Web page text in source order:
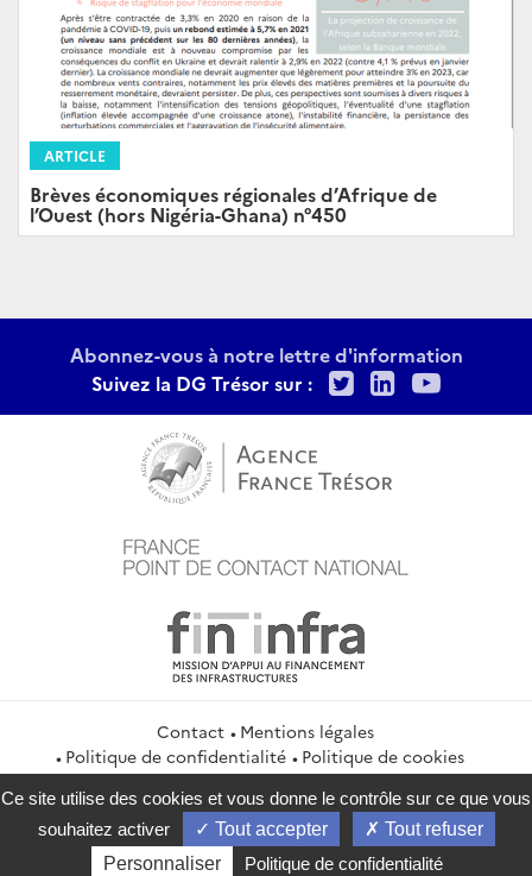
ARTICLE
Brèves économiques régionales d’Afrique de
l’Ouest (hors Nigéria-Ghana) n°450
Abonnez-vous à notre lettre d'information
Suivez la DG Trésor sur :
TwitterLinkedIn
Contact
Mentions légales
Politique de confidentialité
Politique de cookies
Gestion des cookies
Flux RSS
service-public.gouv.fr
legifrance.gouv.fr
info.gouv.fr
data.gouv.fr
Ce site utilise des cookies et vous donne le contrôle sur ce que vous
souhaitez activer
Tout accepter
Tout refuser
Personnaliser
Politique de confidentialité